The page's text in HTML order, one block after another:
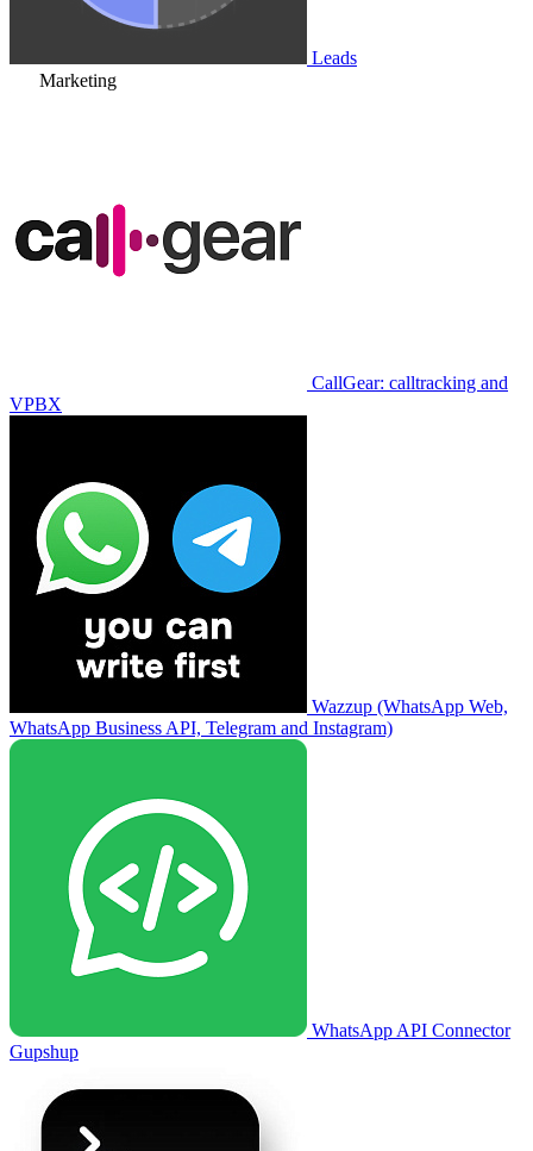
Leads
Marketing
CallGear: calltracking and
VPBX
Wazzup (WhatsApp Web,
WhatsApp Business API, Telegram and Instagram)
WhatsApp API Connector
Gupshup